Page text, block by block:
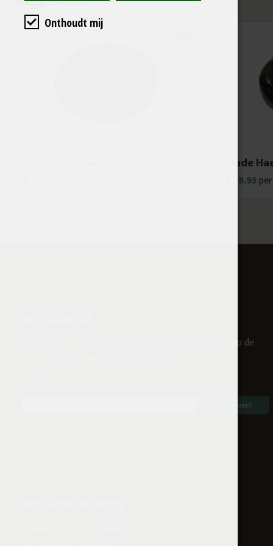
Oude
€ 19.95
Abonneer u op onze nieuwsbrief! Wij houden u dan op de
Onthoudt mij